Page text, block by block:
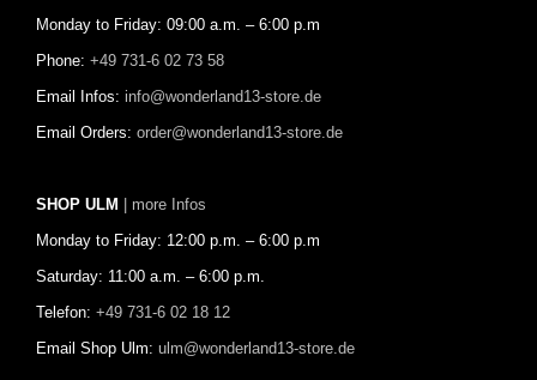
Monday to Friday: 09:00 a.m. – 6:00 p.m
Phone: +49 731-6 02 73 58
Email Infos: info@wonderland13-store.de
Email Orders: order@wonderland13-store.de
SHOP ULM | more Infos
Monday to Friday: 12:00 p.m. – 6:00 p.m
Saturday: 11:00 a.m. – 6:00 p.m.
Telefon: +49 731-6 02 18 12
Email Shop Ulm: ulm@wonderland13-store.de